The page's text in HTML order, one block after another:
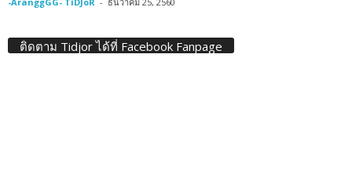
ติดตาม Tidjor ได้ที่ Facebook Fanpage